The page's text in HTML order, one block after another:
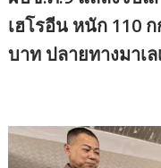
เฮโรอีน หนัก 110
บาท ปลายทางมาเล